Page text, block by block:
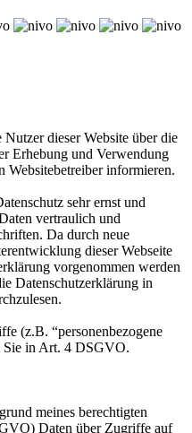
dieser Website über die
Erhebung und Verwendung
Websitebetreiber informieren.
sehr ernst und
vertraulich und
Da durch neue
dieser Webseite
vorgenommen werden
Datenschutzerklärung in
(z.B. “personenbezogene
Sie in Art. 4 DSGVO.
meines berechtigten
Daten über Zugriffe auf